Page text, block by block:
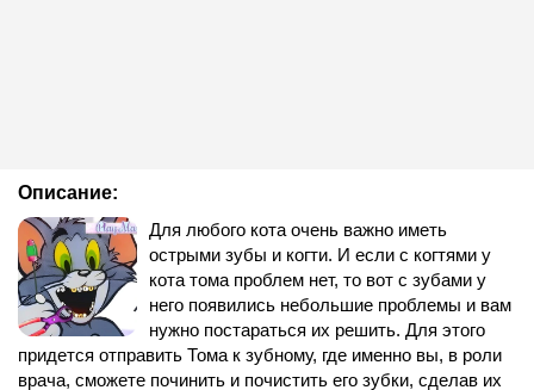
Описание:
Для любого кота очень важно иметь
острыми зубы и когти. И если с когтями у
кота тома проблем нет, то вот с зубами у
него появились небольшие проблемы и вам
нужно постараться их решить. Для этого
придется отправить Тома к зубному, где именно вы, в роли
врача, сможете починить и почистить его зубки, сделав их